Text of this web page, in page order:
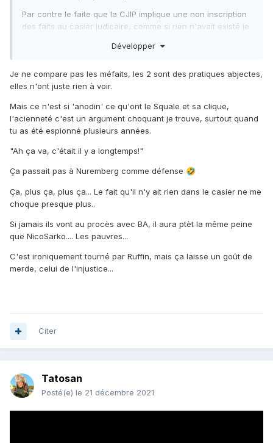
Par contre le faite que la CJIP implique une non inscription
des faits au casier judicaire, comme si rien n'avait existé je
Développer
Je ne compare pas les méfaits, les 2 sont des pratiques abjectes,
elles n'ont juste rien à voir.
Mais ce n'est si 'anodin' ce qu'ont le Squale et sa clique,
l'acienneté c'est un argument choquant je trouve, surtout quand
tu as été espionné plusieurs années.
"Ah ça va, c'était il y a longtemps!"
Ça passait pas à Nuremberg comme défense 🤣
Ça, plus ça, plus ça... Le fait qu'il n'y ait rien dans le casier ne me
choque presque plus..
Si jamais ils vont au procès avec BA, il aura ptèt la même peine
que NicoSarko.... Les pauvres...
C'est ironiquement tourné par Ruffin, mais ça laisse un goût de
merde, celui de l'injustice...
Citer
Tatosan
Posté(e) le 21 décembre 2021